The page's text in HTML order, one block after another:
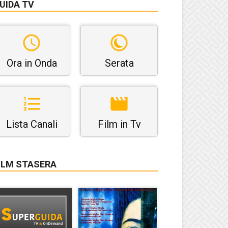
TV
Ora in Onda Serata
Lista Canali Film in Tv
STASERA